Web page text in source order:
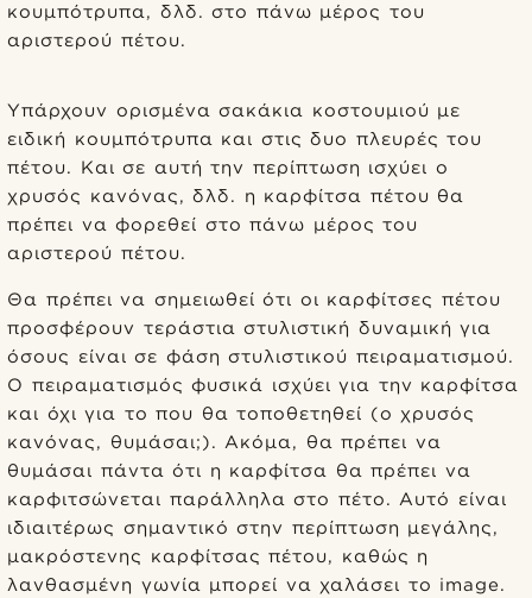
κουμπότρυπα, δλδ. στο πάνω μέρος του
αριστερού πέτου.
Υπάρχουν ορισμένα σακάκια κοστουμιού με
ειδική κουμπότρυπα και στις δυο πλευρές του
πέτου. Και σε αυτή την περίπτωση ισχύει ο
χρυσός κανόνας, δλδ. η καρφίτσα πέτου θα
πρέπει να φορεθεί στο πάνω μέρος του
αριστερού πέτου.
Θα πρέπει να σημειωθεί ότι οι καρφίτσες πέτου
προσφέρουν τεράστια στυλιστική δυναμική για
όσους είναι σε φάση στυλιστικού πειραματισμού.
Ο πειραματισμός φυσικά ισχύει για την καρφίτσα
και όχι για το που θα τοποθετηθεί (ο χρυσός
κανόνας, θυμάσαι;). Ακόμα, θα πρέπει να
θυμάσαι πάντα ότι η καρφίτσα θα πρέπει να
καρφιτσώνεται παράλληλα στο πέτο. Αυτό είναι
ιδιαιτέρως σημαντικό στην περίπτωση μεγάλης,
μακρόστενης καρφίτσας πέτου, καθώς η
λανθασμένη γωνία μπορεί να χαλάσει το image.